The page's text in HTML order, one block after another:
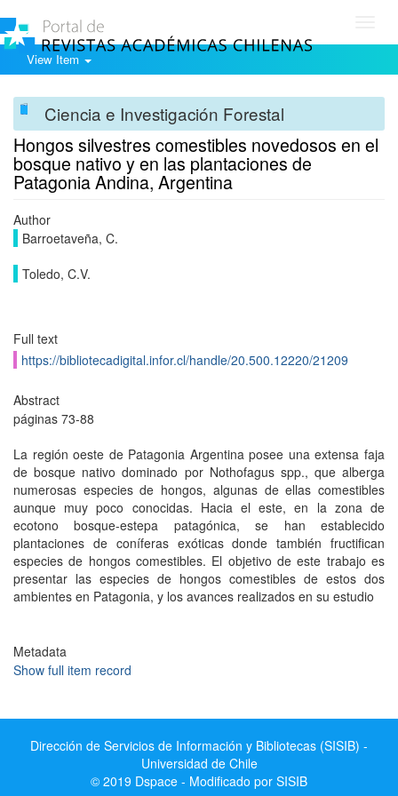
View Item
Ciencia e Investigación Forestal
Hongos silvestres comestibles novedosos en el
bosque nativo y en las plantaciones de
Patagonia Andina, Argentina
Author
Barroetaveña, C.
Toledo, C.V.
Full text
https://bibliotecadigital.infor.cl/handle/20.500.12220/21209
Abstract
páginas 73-88
La región oeste de Patagonia Argentina posee una extensa faja
de bosque nativo dominado por Nothofagus spp., que alberga
numerosas especies de hongos, algunas de ellas comestibles
aunque muy poco conocidas. Hacia el este, en la zona de
ecotono bosque-estepa patagónica, se han establecido
plantaciones de coníferas exóticas donde también fructifican
especies de hongos comestibles. El objetivo de este trabajo es
presentar las especies de hongos comestibles de estos dos
ambientes en Patagonia, y los avances realizados en su estudio
Metadata
Show full item record
Dirección de Servicios de Información y Bibliotecas (SISIB) -
Universidad de Chile
© 2019 Dspace - Modificado por SISIB